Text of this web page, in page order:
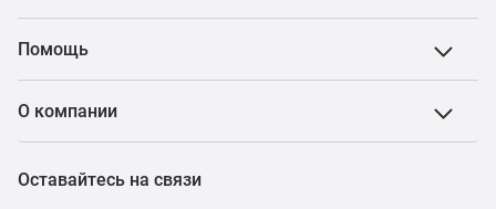
Помощь
О компании
Оставайтесь на связи